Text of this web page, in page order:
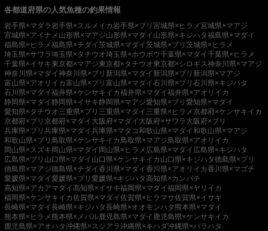
各都道府県の人気魚種の釣果情報
岩手県×マダラ 岩手県×スルメイカ 岩手県×ブリ 宮城県×ヒラメ宮城県×マアジ
宮城県×アイナメ 山形県×マアジ山形県×マダイ 山形県×キジハタ福島県×マダイ
福島県×ヒラメ福島県×チダイ茨城県×マダイ茨城県×ブリ 茨城県×ヒラメ
埼玉県×サワラ埼玉県×タチウオ埼玉県×ホウボウ千葉県×マダイ千葉県×ヒラメ
千葉県×イサキ東京都×マアジ東京都×タチウオ東京都×シロギス神奈川県×マアジ
神奈川県×マダイ神奈川県×ブリ 新潟県×マダイ 新潟県×ブリ 新潟県×マアジ
富山県×アオリイカ富山県×ブリ 富山県×マダイ石川県×ブリ 石川県×キジハタ
石川県×マダイ福井県×ケンサキイカ福井県×マダイ福井県×アオリイカ
静岡県×マダイ静岡県×イサキ静岡県×マアジ愛知県×ブリ 愛知県×マダイ
愛知県×タチウオ三重県×ブリ 三重県×マダイ 三重県×ヒラメ京都府×ケンサキイカ
京都府×ブリ 京都府×マダイ 大阪府×マダイ 大阪府×サワラ 大阪府×ブリ
兵庫県×ブリ 兵庫県×マダイ兵庫県×マダコ和歌山県×マダイ和歌山県×マアジ
和歌山県×ブリ 鳥取県×ケンサキイカ 鳥取県×マアジ鳥取県×アオリイカ
岡山県×スズキ岡山県×マダイ 岡山県×ヒラメ 広島県×マダイ 広島県×キジハタ
広島県×ブリ 山口県×マダイ 山口県×ケンサキイカ 山口県×キジハタ徳島県×ブリ
徳島県×マアジ徳島県×チダイ香川県×マダイ香川県×アオリイカ香川県×マゴチ
愛媛県×マダイ愛媛県×ブリ 愛媛県×キジハタ高知県×カンパチ
高知県×アカアマダイ高知県×イサキ福岡県×マダイ福岡県×ヤリイカ
福岡県×ケンサキイカ佐賀県×マダイ佐賀県×ヒラマサ佐賀県×イサキ
長崎県×マダイ長崎県×キジハタ長崎県×オオモンハタ 熊本県×マダイ
熊本県×ヒラメ 熊本県×メバル鹿児島県×マダイ 鹿児島県×ケンサキイカ
鹿児島県×アオハタ沖縄県×スジアラ沖縄県×キハダ沖縄県×バラハタ